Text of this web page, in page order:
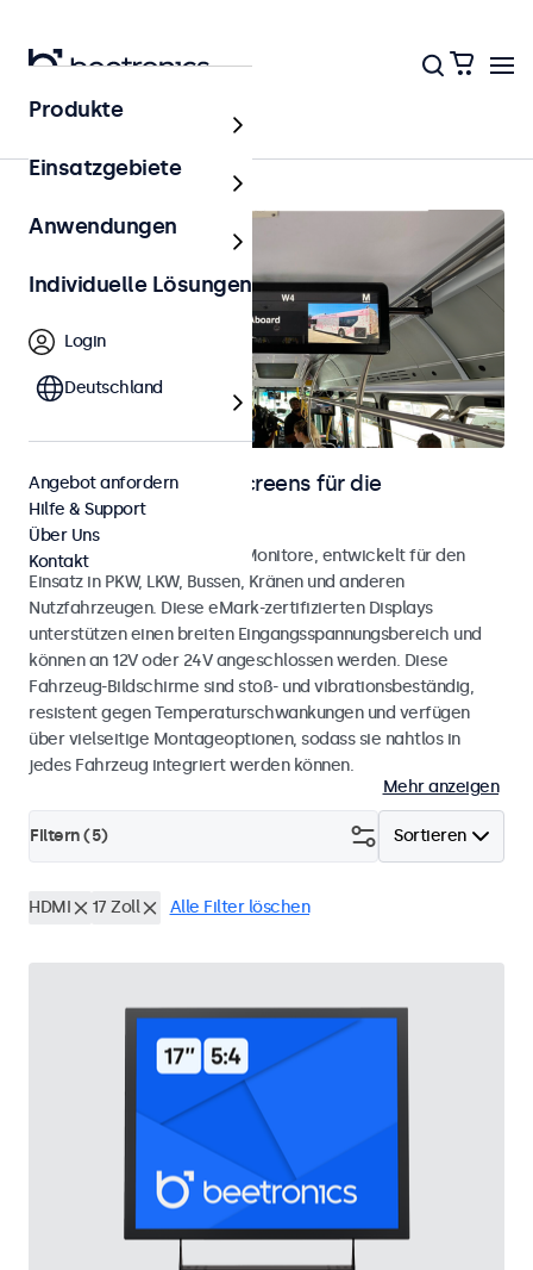
Startseite
Monitore und Touchscreens für die
Fahrzeugintegration
Monitore und Touchscreen-Monitore, entwickelt für den
Einsatz in PKW, LKW, Bussen, Kränen und anderen
Nutzfahrzeugen. Diese eMark-zertifizierten Displays
unterstützen einen breiten Eingangsspannungsbereich und
können an 12V oder 24V angeschlossen werden. Diese
Fahrzeug-Bildschirme sind stoß- und vibrationsbeständig,
resistent gegen Temperaturschwankungen und verfügen
über vielseitige Montageoptionen, sodass sie nahtlos in
jedes Fahrzeug integriert werden können.
Mehr anzeigen
Sortieren
Filtern (5)
HDMI 17 Zoll Alle Filter löschen
Produkte
Einsatzgebiete
Anwendungen
Individuelle Lösungen
Login
Deutschland
Angebot anfordern
Hilfe & Support
Über Uns
Kontakt